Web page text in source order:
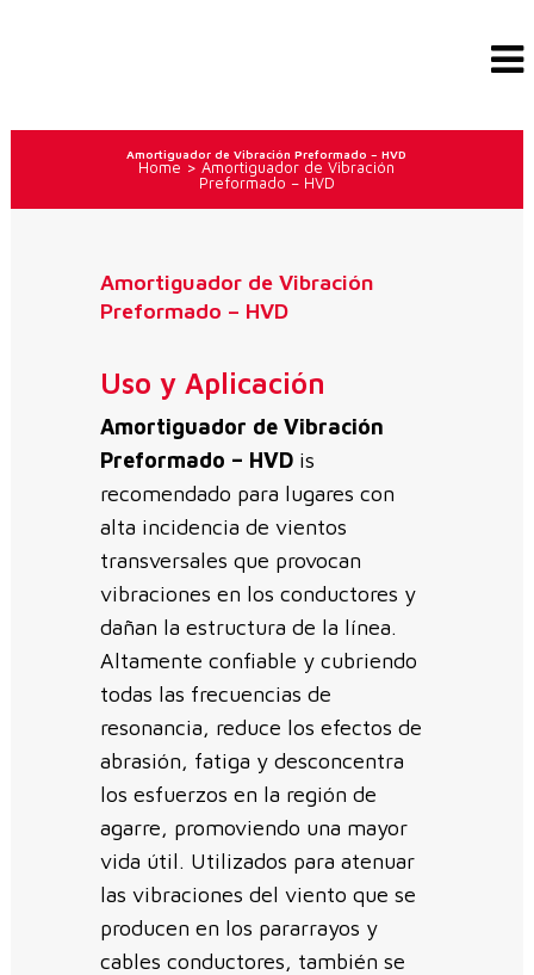
Amortiguador de Vibración Preformado – HVD
Home >Amortiguador de Vibración
Preformado – HVD
Amortiguador de Vibración
Preformado – HVD
Uso y Aplicación
Amortiguador de Vibración
Preformado – HVD is
recomendado para lugares con
alta incidencia de vientos
transversales que provocan
vibraciones en los conductores y
dañan la estructura de la línea.
Altamente confiable y cubriendo
todas las frecuencias de
resonancia, reduce los efectos de
abrasión, fatiga y desconcentra
los esfuerzos en la región de
agarre, promoviendo una mayor
vida útil. Utilizados para atenuar
las vibraciones del viento que se
producen en los pararrayos y
cables conductores, también se